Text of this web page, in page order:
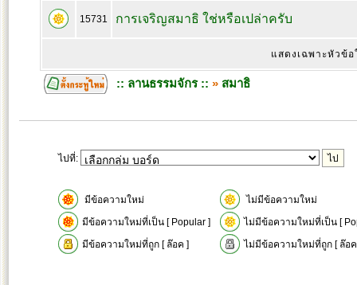
15731 การเจริญสมาธิ ใช่หรือเปล่าครับ
แสดงเฉพาะหัวข้อ
:: ลานธรรมจักร :: » สมาธิ
ไปที่:
มีข้อความใหม่
ไม่มีข้อความใหม่
มีข้อความใหม่ที่เป็น [ Popular ]
ไม่มีข้อความใหม่ที่เป็น [
มีข้อความใหม่ที่ถูก [ ล๊อค ]
ไม่มีข้อความใหม่ที่ถูก [ ล๊อ